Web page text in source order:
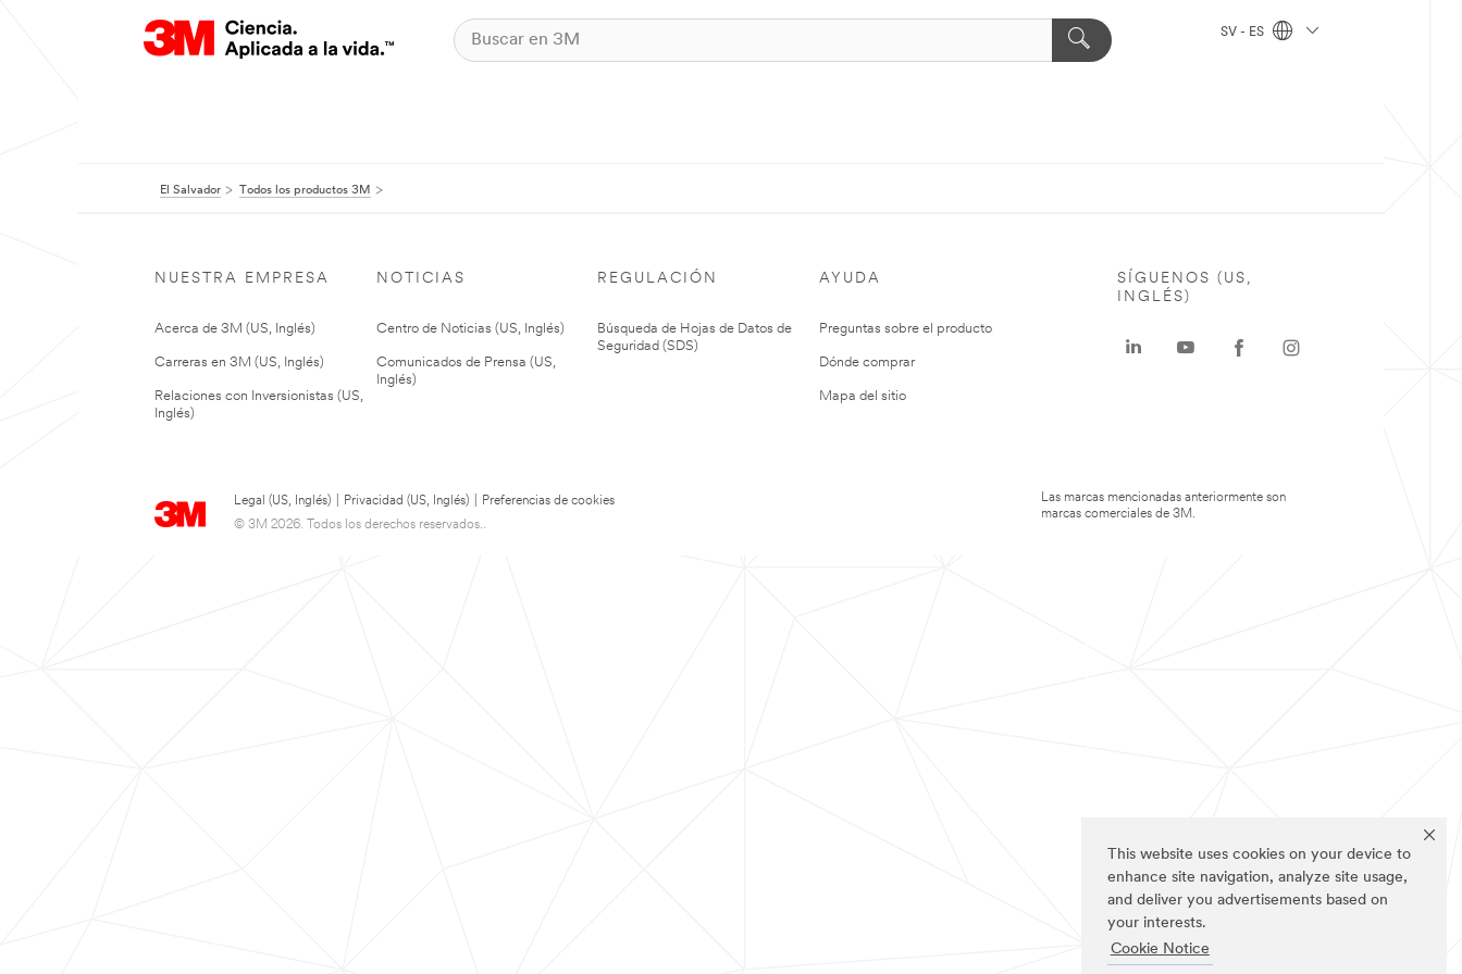
This website uses cookies on your device to
enhance site navigation, analyze site usage,
and deliver you advertisements based on
your interests.
Cookie Notice
SV - ES
El Salvador Todos los productos 3M
NUESTRA EMPRESA
Acerca de 3M (US, Inglés)
Carreras en 3M (US, Inglés)
Relaciones con Inversionistas (US,
Inglés)
NOTICIAS
Centro de Noticias (US, Inglés)
Comunicados de Prensa (US,
Inglés)
REGULACIÓN
Búsqueda de Hojas de Datos de
Seguridad (SDS)
AYUDA
Preguntas sobre el producto
Dónde comprar
Mapa del sitio
Legal (US, Inglés) Privacidad (US, Inglés)
Preferencias de cookies
© 3M 2026. Todos los derechos reservados..
SÍGUENOS (US,
INGLÉS)
Las marcas mencionadas anteriormente son
marcas comerciales de 3M.